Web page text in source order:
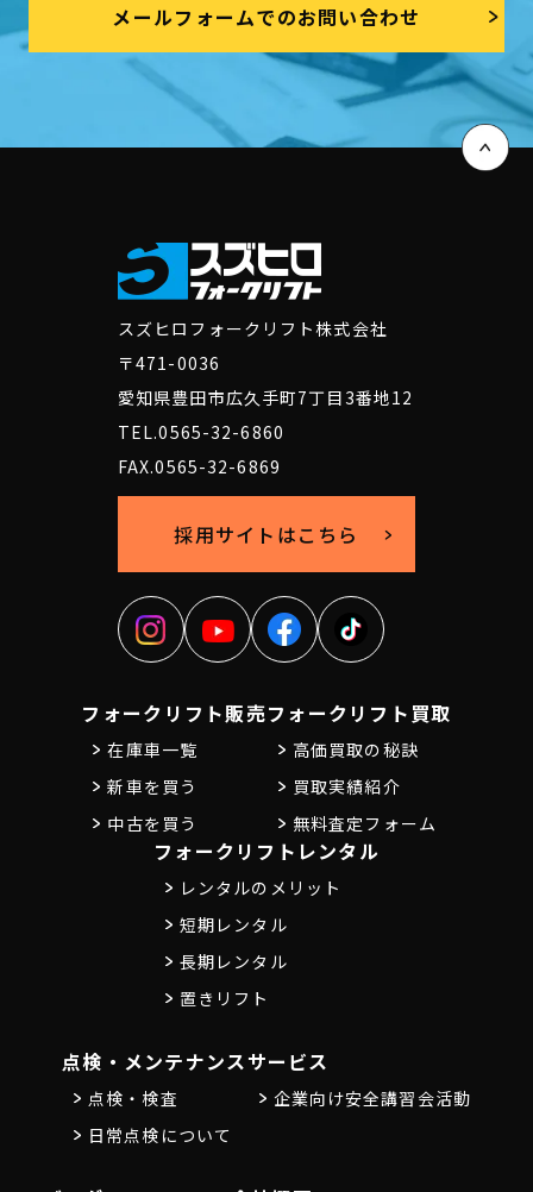
メールフォームでのお問い合わせ
スズヒロフォークリフト株式会社
〒471-0036
愛知県豊田市広久手町7丁目3番地12
TEL.0565-32-6860
FAX.0565-32-6869
採用サイトはこちら
フォークリフト販売
在庫車一覧
新車を買う
中古を買う
フォークリフト買取
高価買取の秘訣
買取実績紹介
無料査定フォーム
フォークリフトレンタル
レンタルのメリット
短期レンタル
長期レンタル
置きリフト
点検・メンテナンス
点検・検査
日常点検について
サービス
企業向け安全講習会活動